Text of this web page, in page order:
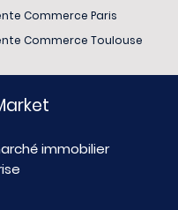
Commerce Paris
Commerce Toulouse
immobilier